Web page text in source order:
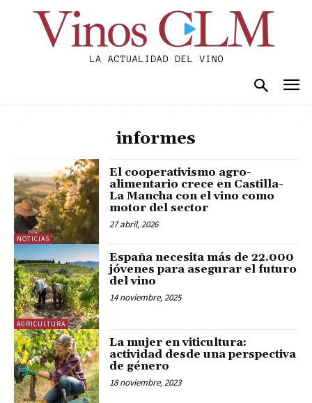
informes
NOTICIAS
El cooperativismo agro-
alimentario crece en Castilla-
La Mancha con el vino como
motor del sector
27 abril, 2026
AGRICULTURA
España necesita más de 22.000
jóvenes para asegurar el futuro
del vino
14 noviembre, 2025
La mujer en viticultura:
actividad desde una perspectiva
de género
18 noviembre, 2023